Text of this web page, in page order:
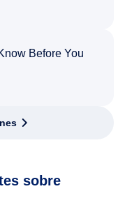
Before You
sobre